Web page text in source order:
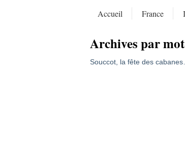
Accueil France
Archives par
Souccot, la fête des